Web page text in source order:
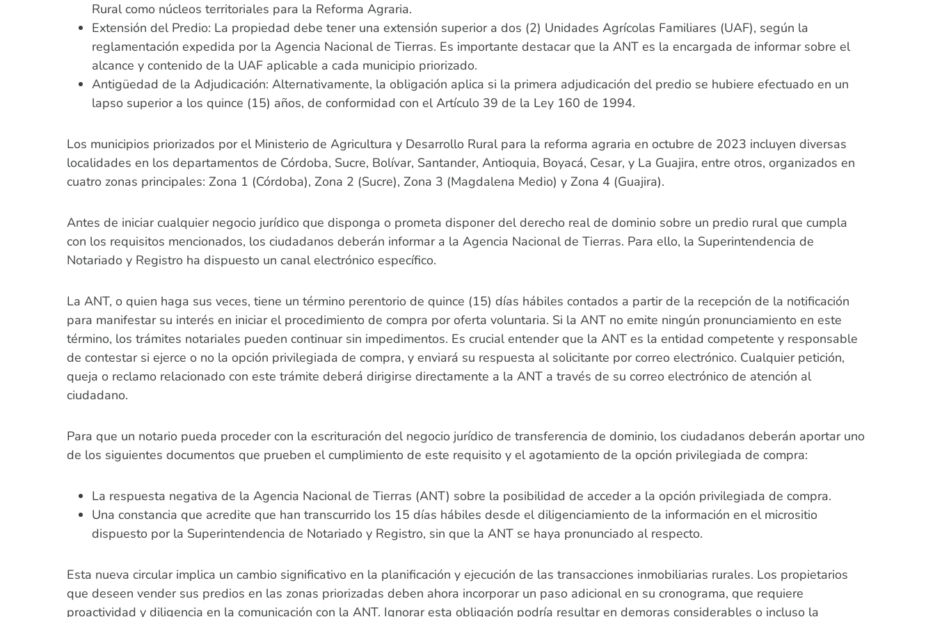
Rural como núcleos territoriales para la Reforma Agraria.
Extensión del Predio: La propiedad debe tener una extensión superior a dos (2) Unidades Agrícolas Familiares (UAF), según la
reglamentación expedida por la Agencia Nacional de Tierras. Es importante destacar que la ANT es la encargada de informar sobre el
alcance y contenido de la UAF aplicable a cada municipio priorizado.
Antigüedad de la Adjudicación: Alternativamente, la obligación aplica si la primera adjudicación del predio se hubiere efectuado en un
lapso superior a los quince (15) años, de conformidad con el Artículo 39 de la Ley 160 de 1994.
Los municipios priorizados por el Ministerio de Agricultura y Desarrollo Rural para la reforma agraria en octubre de 2023 incluyen diversas
localidades en los departamentos de Córdoba, Sucre, Bolívar, Santander, Antioquia, Boyacá, Cesar, y La Guajira, entre otros, organizados en
cuatro zonas principales: Zona 1 (Córdoba), Zona 2 (Sucre), Zona 3 (Magdalena Medio) y Zona 4 (Guajira).
Antes de iniciar cualquier negocio jurídico que disponga o prometa disponer del derecho real de dominio sobre un predio rural que cumpla
con los requisitos mencionados, los ciudadanos deberán informar a la Agencia Nacional de Tierras. Para ello, la Superintendencia de
Notariado y Registro ha dispuesto un canal electrónico específico.
La ANT, o quien haga sus veces, tiene un término perentorio de quince (15) días hábiles contados a partir de la recepción de la notificación
para manifestar su interés en iniciar el procedimiento de compra por oferta voluntaria. Si la ANT no emite ningún pronunciamiento en este
término, los trámites notariales pueden continuar sin impedimentos. Es crucial entender que la ANT es la entidad competente y responsable
de contestar si ejerce o no la opción privilegiada de compra, y enviará su respuesta al solicitante por correo electrónico. Cualquier petición,
queja o reclamo relacionado con este trámite deberá dirigirse directamente a la ANT a través de su correo electrónico de atención al
ciudadano.
Para que un notario pueda proceder con la escrituración del negocio jurídico de transferencia de dominio, los ciudadanos deberán aportar uno
de los siguientes documentos que prueben el cumplimiento de este requisito y el agotamiento de la opción privilegiada de compra:
La respuesta negativa de la Agencia Nacional de Tierras (ANT) sobre la posibilidad de acceder a la opción privilegiada de compra.
Una constancia que acredite que han transcurrido los 15 días hábiles desde el diligenciamiento de la información en el micrositio
dispuesto por la Superintendencia de Notariado y Registro, sin que la ANT se haya pronunciado al respecto.
Esta nueva circular implica un cambio significativo en la planificación y ejecución de las transacciones inmobiliarias rurales. Los propietarios
que deseen vender sus predios en las zonas priorizadas deben ahora incorporar un paso adicional en su cronograma, que requiere
proactividad y diligencia en la comunicación con la ANT. Ignorar esta obligación podría resultar en demoras considerables o incluso la